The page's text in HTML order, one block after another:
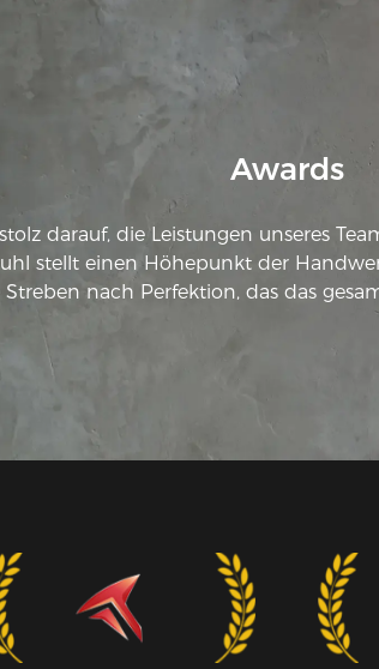
Awards
darauf, die Leistungen unseres
stellt einen Höhepunkt der
nach Perfektion, das das